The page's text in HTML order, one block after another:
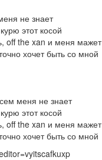
не знает
этот косой
off the xan и меня мажет
хочет быть со мной
меня не знает
этот косой
off the xan и меня мажет
хочет быть со мной